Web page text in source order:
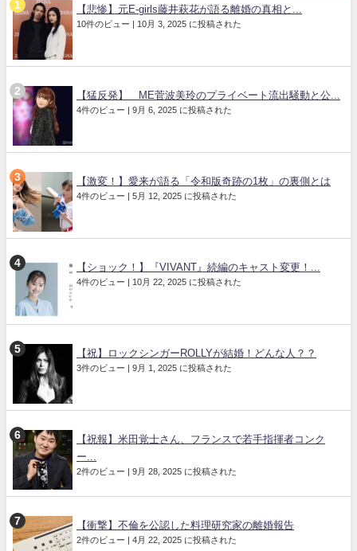
【悲惨】元E-girls藤井萩花が語る離婚の真相と...
10件のビュー | 10月 3, 2025 に投稿された
【猛反発】≠ME菅波美玲のプライベート流出騒動と公...
4件のビュー | 9月 6, 2025 に投稿された
【激変！】愛来が語る「令和版奇跡の1枚」の裏側とは
4件のビュー | 5月 12, 2025 に投稿された
【ショック！】『VIVANT』続編のキャスト変更！...
4件のビュー | 10月 22, 2025 に投稿された
【祝】ロックシンガーROLLYが結婚！どんな人？？
3件のビュー | 9月 1, 2025 に投稿された
【祝報】米田覚士さん、フランスで若手指揮者コンク
ー...
2件のビュー | 9月 28, 2025 に投稿された
【衝撃】不倫を公認した料理研究家の離婚報告
2件のビュー | 4月 22, 2025 に投稿された